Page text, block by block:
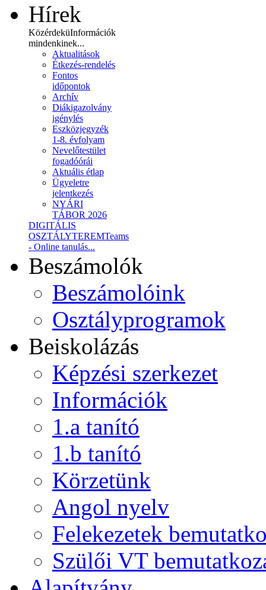
Hírek
KözérdeküInformációk
mindenkinek...
Aktualitások
Étkezés-rendelés
Fontos
időpontok
Archív
Diákigazolvány
igénylés
Eszközjegyzék
1-8. évfolyam
Nevelőtestület
fogadóórái
Aktuális étlap
Ügyeletre
jelentkezés
NYÁRI
TÁBOR 2026
DIGITÁLIS
OSZTÁLYTEREMTeams
- Online tanulás...
Beszámolók
Beszámolóink
Osztályprogramok
Beiskolázás
Képzési szerkezet
Információk
1.a tanító
1.b tanító
Körzetünk
Angol nyelv
Felekezetek
Szülői VT